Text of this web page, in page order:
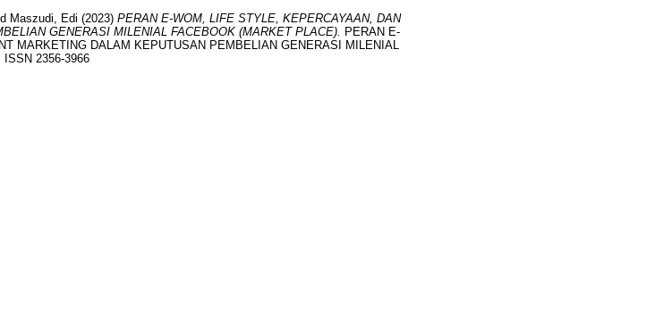
Maszudi, Edi (2023) PERAN E-WOM, LIFE STYLE, KEPERCAYAAN, DAN
GENERASI MILENIAL FACEBOOK (MARKET PLACE).
PERAN E-
MARKETING DALAM KEPUTUSAN PEMBELIAN GENERASI MILENIAL
2356-3966